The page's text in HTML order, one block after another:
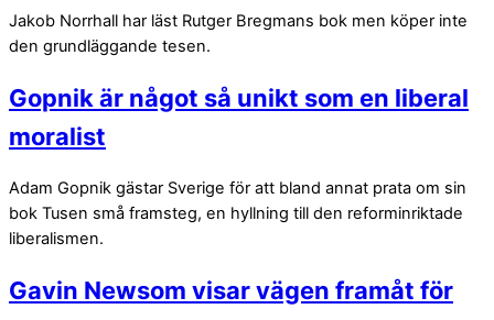
Jakob Norrhall har läst Rutger Bregmans bok men köper inte
den grundläggande tesen.
Gopnik är något så unikt som en liberal
moralist
Adam Gopnik gästar Sverige för att bland annat prata om sin
bok Tusen små framsteg, en hyllning till den reforminriktade
liberalismen.
Gavin Newsom visar vägen framåt för